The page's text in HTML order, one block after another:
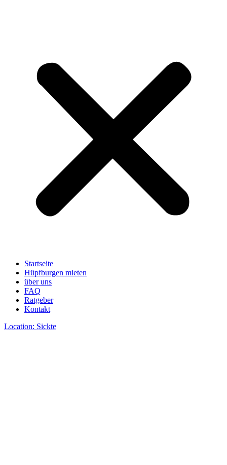
Startseite
Hüpfburgen mieten
über uns
FAQ
Ratgeber
Kontakt
Location: Sickte